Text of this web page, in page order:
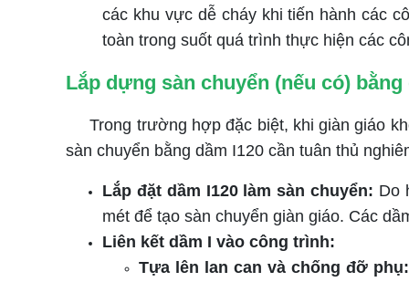
các khu vực dễ cháy khi tiến hành các
toàn trong suốt quá trình thực hiện các
Lắp dựng sàn chuyển (nếu có) bằng
Trong trường hợp đặc biệt, khi giàn giáo
sàn chuyển bằng dầm I120 cần tuân thủ
Lắp đặt dầm I120 làm sàn chuyển: Do
mét để tạo sàn chuyển giàn giáo. Các
Liên kết dầm I vào công trình:
Tựa lên lan can và chống đỡ phụ: